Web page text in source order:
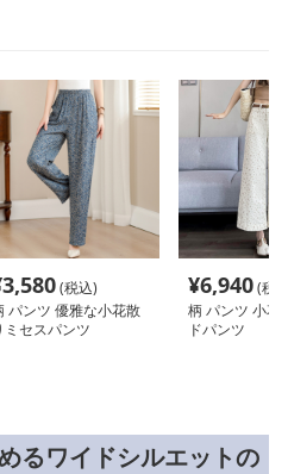
3,580(税込)
パンツ 優雅な小花散
ミセスパンツ
¥6,940(税
柄 パンツ 小花
ドパンツ
るワイドシルエットの